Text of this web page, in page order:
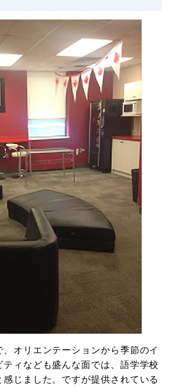
オリエンテーションから季節のイ
ィなども盛んな面では、語学学校
じました。ですが提供されている